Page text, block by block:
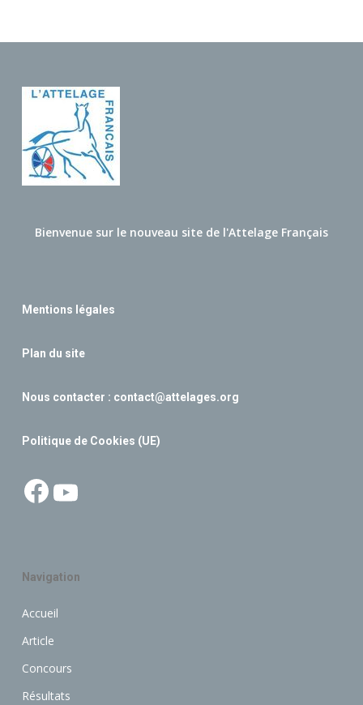
Bienvenue sur le nouveau site de l'Attelage Français
Mentions légales
Plan du site
Nous contacter : contact@attelages.org
Politique de Cookies (UE)
Facebook
Navigation
Accueil
Article
Concours
Résultats